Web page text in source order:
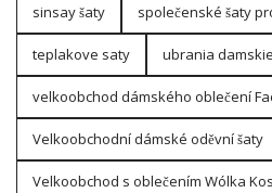
sinsay šaty společenské šaty
teplakove saty ubrania
velkoobchod dámského oblečení
Velkoobchodní dámské oděvní šaty
Velkoobchod s oblečením Wólka